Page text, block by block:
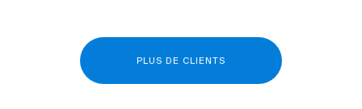
PLUS DE CLIENTS